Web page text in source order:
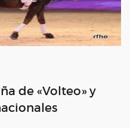
de «Volteo» y